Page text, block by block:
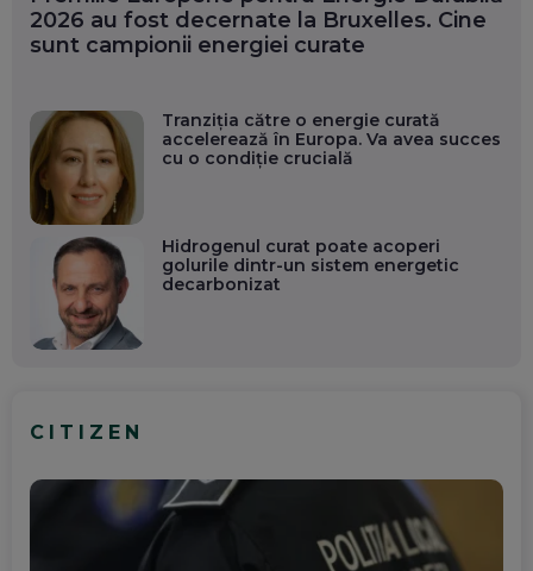
2026 au fost decernate la Bruxelles. Cine
sunt campionii energiei curate
Tranziția către o energie curată
accelerează în Europa. Va avea succes
cu o condiție crucială
Hidrogenul curat poate acoperi
golurile dintr-un sistem energetic
decarbonizat
CITIZEN